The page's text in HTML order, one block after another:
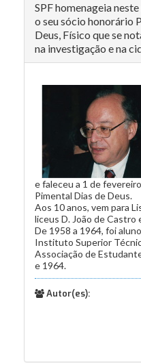
SPF homenageia
o seu sócio honorário
Deus, Físico que se
na investigação e na
e faleceu a 1 de
Pimental Dias de Deus.
Aos 10 anos, vem para
liceus D. João de Castro
De 1958 a 1964, foi
Instituto Superior
Associação de
e 1964.
Autor(es):